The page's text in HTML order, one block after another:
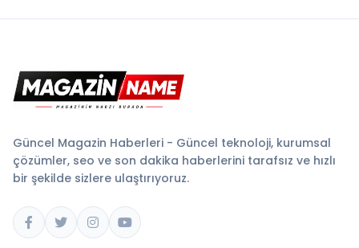
Güncel Magazin Haberleri - Güncel teknoloji, kurumsal
çözümler, seo ve son dakika haberlerini tarafsız ve hızlı
bir şekilde sizlere ulaştırıyoruz.